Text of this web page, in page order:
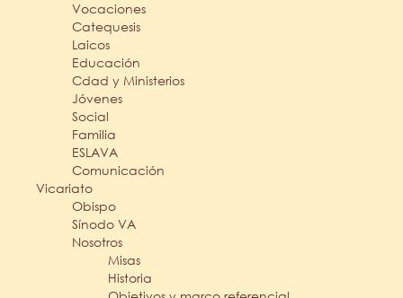
Vocaciones
Catequesis
Laicos
Educación
Cdad y Ministerios
Jóvenes
Social
Familia
ESLAVA
Comunicación
Vicariato
Obispo
Sínodo VA
Nosotros
Misas
Historia